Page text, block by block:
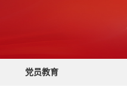
党员教育